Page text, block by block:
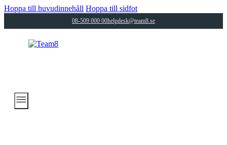
Hoppa till huvudinnehåll Hoppa till sidfot
08-509 000 00helpdesk@team8.se